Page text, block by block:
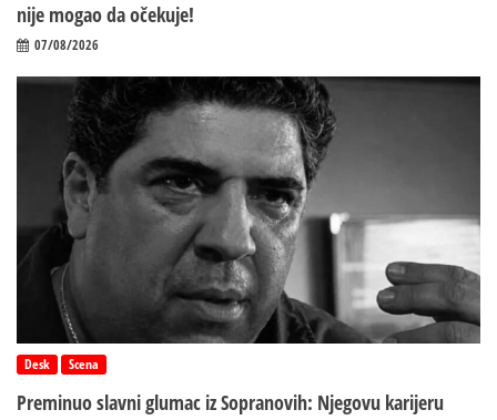
nije mogao da očekuje!
07/08/2026
Desk Scena
Preminuo slavni glumac iz Sopranovih: Njegovu karijeru